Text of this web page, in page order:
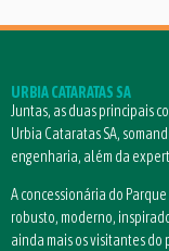
URBIA CATARATAS SA
Juntas, as duas principais
Urbia Cataratas SA,
engenharia, além da
A concessionária do
robusto, moderno,
ainda mais os visitantes